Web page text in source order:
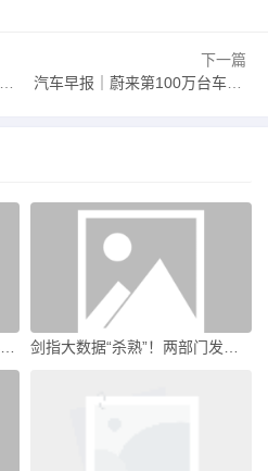
下一篇
汽车早报｜蔚来第100万台车下线 奇瑞集团2026年销量目标为320万辆|界面新闻 · 汽车